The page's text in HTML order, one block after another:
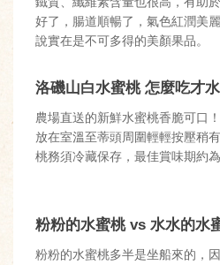
好了，腸道順暢了，氣色紅潤美
說實在是不可多得的美顏果品。
洛磯山白水蜜桃 怎麼吃才水
農場直送的新鮮水蜜桃香脆可口
放在室溫至蒂頭周圍輕輕按壓稍
桃務須冷藏保存，最佳賞味期約為
粉粉的水蜜桃 vs 水水的水
粉粉的水蜜桃多半是坐船來的，